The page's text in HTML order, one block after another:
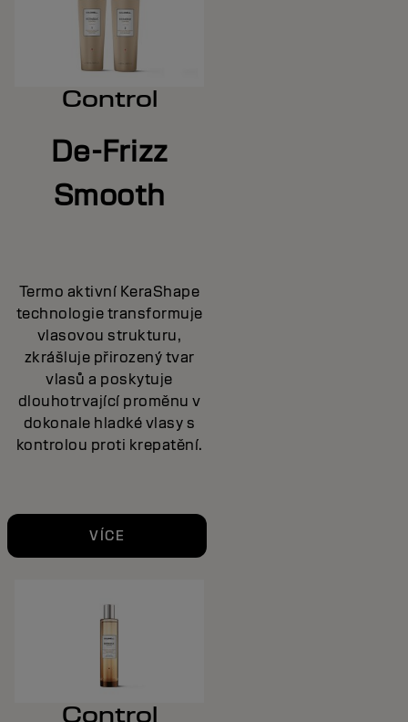
Control
De-Frizz
Smooth
Termo aktivní KeraShape
technologie transformuje
vlasovou strukturu,
zkrášluje přirozený tvar
vlasů a poskytuje
dlouhotrvající proměnu v
dokonale hladké vlasy s
kontrolou proti krepatění.
VÍCE
Control